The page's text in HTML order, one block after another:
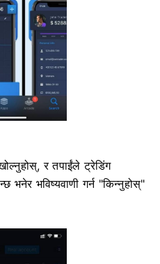
र तपाईंले ट्रेडिंग
भनेर भविष्यवाणी गर्न "किन्नुहोस्"